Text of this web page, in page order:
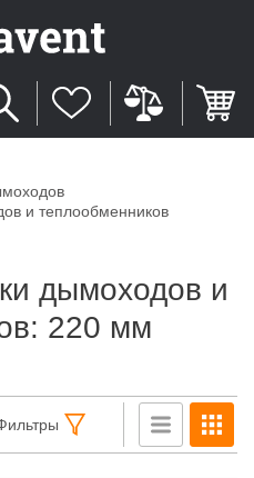
и теплообменников
дымоходов и
220 мм